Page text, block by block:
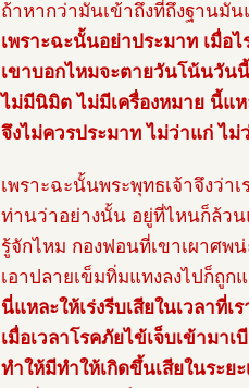
ถ้าหากว่ามันเข้าถึงที่ถึงฐานมั
เพราะฉะนั้นอย่าประมาท เมื่
เขาบอกไหมจะตายวันโน้นวัน
ไม่มีนิมิต ไม่มีเครื่องหมาย นี้แห
จึงไม่ควรประมาท ไม่ว่าแก่ ไ
เพราะฉะนั้นพระพุทธเจ้าจึงว่า
ท่านว่าอย่างนั้น อยู่ที่ไหนก็ล้วน
รู้จักไหม กองฟอนที่เขาเผาศพ
เอาปลายเข็มทิ่มแทงลงไปก็ถูก
นี่แหละให้เร่งรีบเสียในเวลาที่เ
เมื่อเวลาโรคภัยไข้เจ็บเข้ามา
ทำให้มีทำให้เกิดขึ้นเสียในระย